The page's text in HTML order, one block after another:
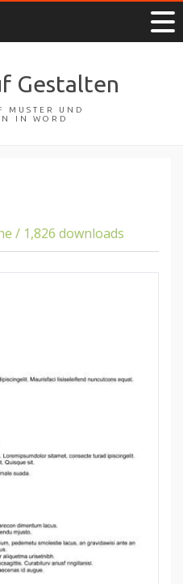
Gestalten
MUSTER UND
IN WORD
/ 1,826 downloads